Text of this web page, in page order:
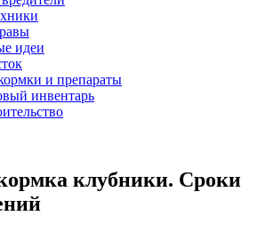
идеи
и препараты
инвентарь
клубники. Сроки